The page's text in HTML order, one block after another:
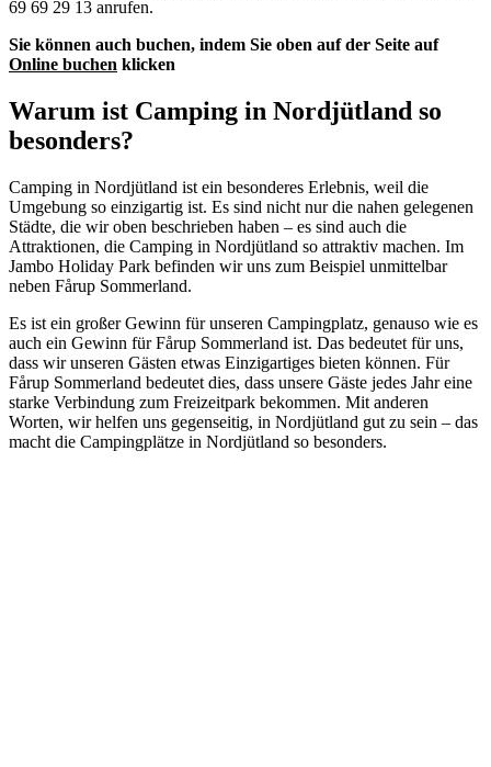
69 69 29 13 anrufen.
Sie können auch buchen, indem Sie oben auf der Seite auf
Online buchen klicken
Warum ist Camping in Nordjütland so
besonders?
Camping in Nordjütland ist ein besonderes Erlebnis, weil die
Umgebung so einzigartig ist. Es sind nicht nur die nahen gelegenen
Städte, die wir oben beschrieben haben – es sind auch die
Attraktionen, die Camping in Nordjütland so attraktiv machen. Im
Jambo Holiday Park befinden wir uns zum Beispiel unmittelbar
neben Fårup Sommerland.
Es ist ein großer Gewinn für unseren Campingplatz, genauso wie es
auch ein Gewinn für Fårup Sommerland ist. Das bedeutet für uns,
dass wir unseren Gästen etwas Einzigartiges bieten können. Für
Fårup Sommerland bedeutet dies, dass unsere Gäste jedes Jahr eine
starke Verbindung zum Freizeitpark bekommen. Mit anderen
Worten, wir helfen uns gegenseitig, in Nordjütland gut zu sein – das
macht die Campingplätze in Nordjütland so besonders.